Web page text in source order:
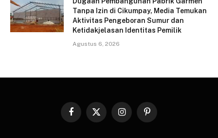
Tanpa Izin di Cikumpay, Media Temukan
Aktivitas Pengeboran Sumur dan
Ketidakjelasan Identitas Pemilik
Agustus 6, 2026
Facebook
X
InstagramPinterest